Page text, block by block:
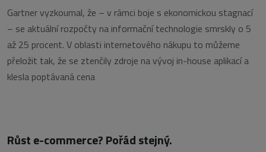
Gartner vyzkoumal, že – v rámci boje s ekonomickou stagnací
– se aktuální rozpočty na informační technologie smrskly o 5
až 25 procent. V oblasti internetového nákupu to můžeme
přeložit tak, že se ztenčily zdroje na vývoj in-house aplikací a
klesla poptávaná cena
Růst e-commerce? Pořád stejný.